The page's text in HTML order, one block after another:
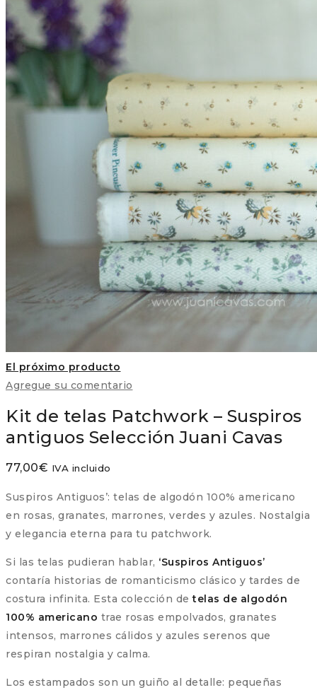
El próximo producto
Agregue su comentario
Kit de telas Patchwork – Suspiros
antiguos Selección Juani Cavas
77,00€ IVA incluido
Suspiros Antiguos’: telas de algodón 100% americano
en rosas, granates, marrones, verdes y azules. Nostalgia
y elegancia eterna para tu patchwork.
Si las telas pudieran hablar, ‘Suspiros Antiguos’
contaría historias de romanticismo clásico y tardes de
costura infinita. Esta colección detelas de algodón
100% americano trae rosas empolvados, granates
intensos, marrones cálidos y azules serenos que
respiran nostalgia y calma.
Los estampados son un guiño al detalle: pequeñas